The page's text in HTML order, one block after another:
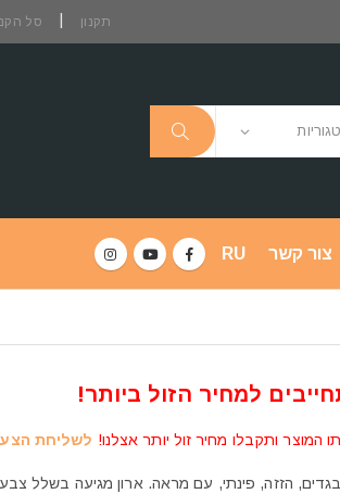
תקנון סל
צור קשר RU
למחיר הזול ביותר!
המוצר ותקבלו מחיר זול יותר אצלנו! לשליחת